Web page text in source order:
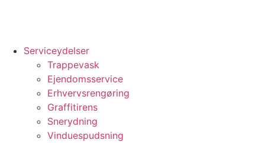
Serviceydelser
Trappevask
Ejendomsservice
Erhvervsrengøring
Graffitirens
Snerydning
Vinduespudsning